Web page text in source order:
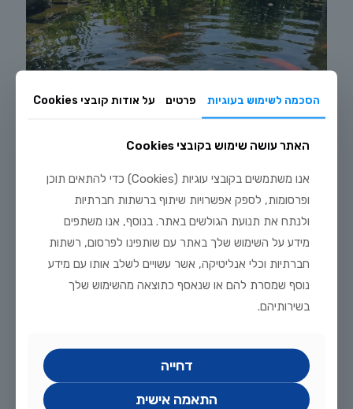
מדריך טיפוח דגי זהב וקוי בבריכת נוי: תנאים, תזונה ומניעת מחלות
לקריאה נוספת
הסכמה לשימוש בעוגיות פרטים על אודות קובצי Cookies
האתר עושה שימוש בקובצי Cookies
אנו משתמשים בקובצי עוגיות (Cookies) כדי להתאים תוכן
ופרסומות, לספק אפשרויות שיתוף ברשתות חברתיות
ולנתח את תנועת הגולשים באתר. בנוסף, אנו משתפים
מידע על השימוש שלך באתר עם שותפינו לפרסום, רשתות
חברתיות וכלי אנליטיקה, אשר עשויים לשלב אותו עם מידע
נוסף שמסרת להם או שנאסף כתוצאה מהשימוש שלך
בשירותיהם.
דחייה
התאמה אישית